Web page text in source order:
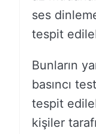
ses
tespit
Bunların
basıncı
tespit
kişiler